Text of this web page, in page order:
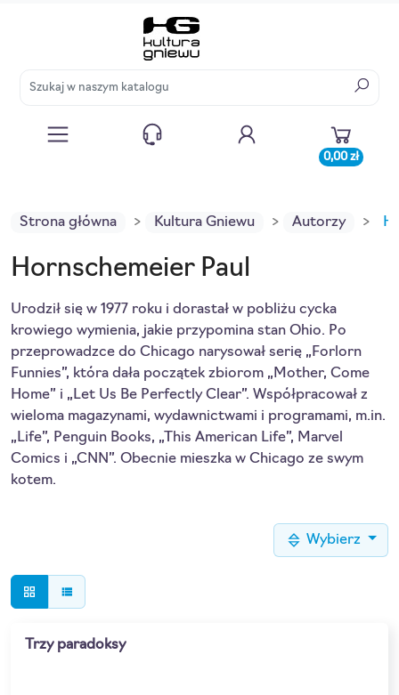
0,00 zł
Strona główna Kultura Gniewu Autorzy
Hornschemeier Paul
Urodził się w 1977 roku i dorastał w pobliżu cycka
krowiego wymienia, jakie przypomina stan Ohio. Po
przeprowadzce do Chicago narysował serię „Forlorn
Funnies”, która dała początek zbiorom „Mother, Come
Home” i „Let Us Be Perfectly Clear”. Współpracował z
wieloma magazynami, wydawnictwami i programami, m.in.
„Life”, Penguin Books, „This American Life”, Marvel
Comics i „CNN”. Obecnie mieszka w Chicago ze swym
kotem.
Wybierz
grid_view view_list
Trzy paradoksy